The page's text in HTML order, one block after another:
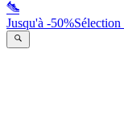
Jusqu'à -50%